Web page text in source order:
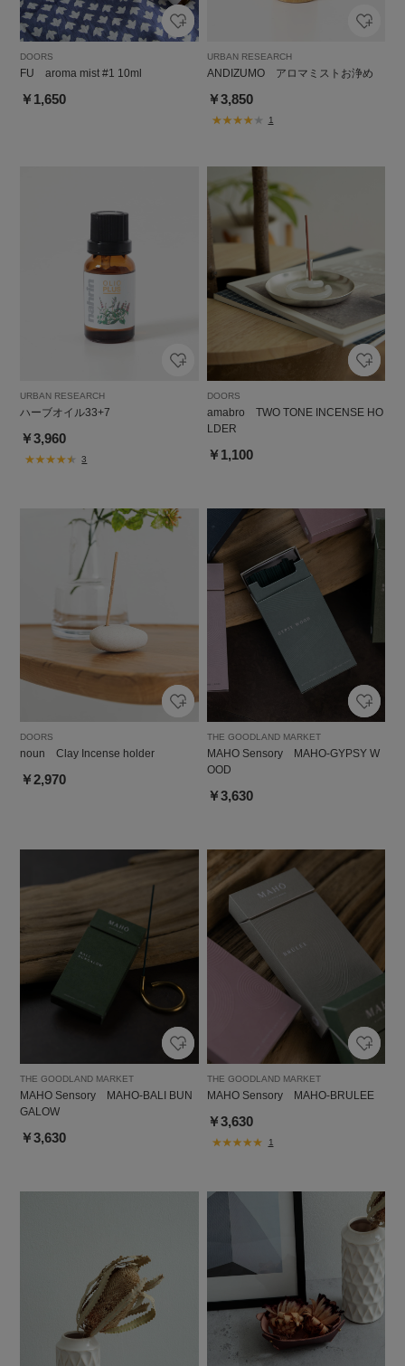
DOORS
FU aroma mist #1 10ml
￥1,650
URBAN RESEARCH
ANDIZUMO アロマミストお浄め
￥3,850
1
URBAN RESEARCH
ハーブオイル33+7
￥3,960
3
DOORS
amabro TWO TONE INCENSE HO
LDER
￥1,100
DOORS
noun Clay Incense holder
￥2,970
THE GOODLAND MARKET
MAHO Sensory MAHO-GYPSY W
OOD
￥3,630
THE GOODLAND MARKET
MAHO Sensory MAHO-BALI BUN
GALOW
￥3,630
THE GOODLAND MARKET
MAHO Sensory MAHO-BRULEE
￥3,630
1